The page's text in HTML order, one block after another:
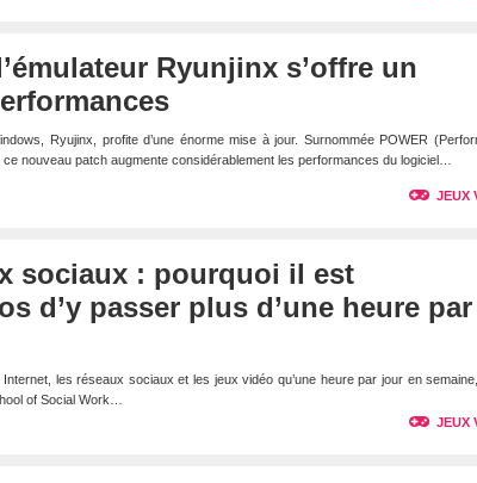
Ryunjinx s’offre un
Ryujinx, profite d’une énorme mise à jour. Surnommée POWER
nouveau patch augmente considérablement les performances du logiciel…
JEUX
sociaux : pourquoi il est
d’y passer plus d’une heure par
les réseaux sociaux et les jeux vidéo qu’une heure par jour en
of Social Work…
JEUX